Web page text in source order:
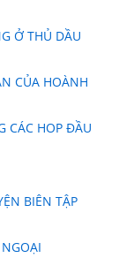
Ở THỦ DẦU
CỦA HOÀNH
CÁC HOP ĐẦU
BIÊN TẬP